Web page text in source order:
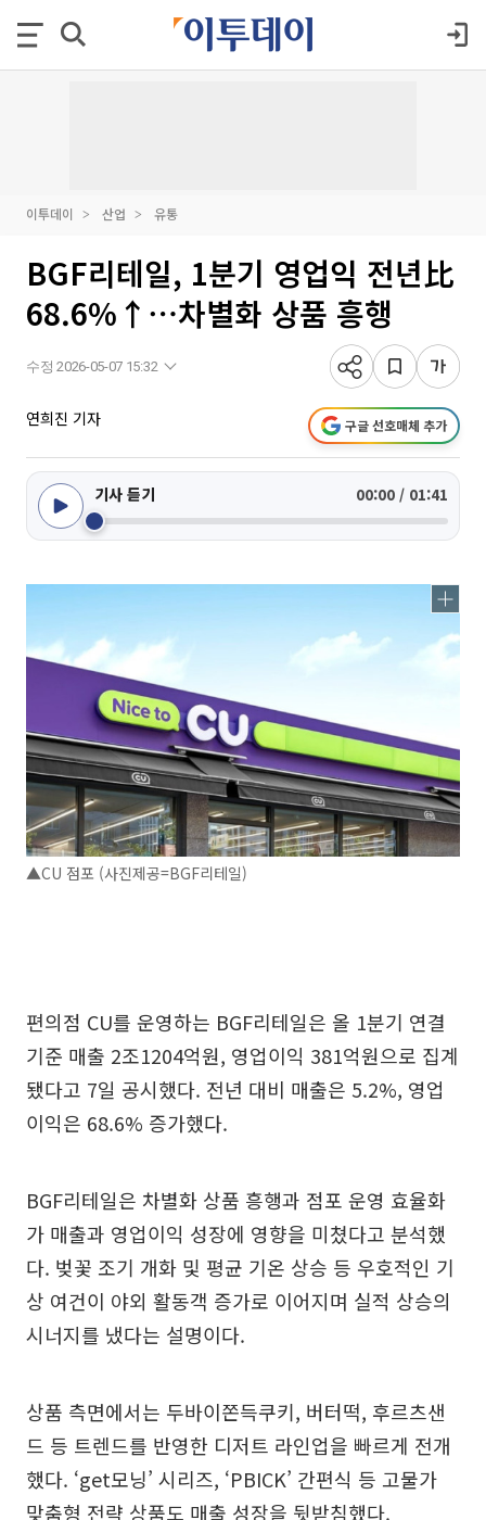
이투데이 산업 유통
BGF리테일, 1분기 영업익 전년比
68.6%↑⋯차별화 상품 흥행
수정 2026-05-07 15:32
연희진 기자 구글 선호매체 추가
기사 듣기 00:00 / 01:41
▲CU 점포 (사진제공=BGF리테일)
편의점 CU를 운영하는 BGF리테일은 올 1분기 연결
기준 매출 2조1204억원, 영업이익 381억원으로 집계
됐다고 7일 공시했다. 전년 대비 매출은 5.2%, 영업
이익은 68.6% 증가했다.
BGF리테일은 차별화 상품 흥행과 점포 운영 효율화
가 매출과 영업이익 성장에 영향을 미쳤다고 분석했
다. 벚꽃 조기 개화 및 평균 기온 상승 등 우호적인 기
상 여건이 야외 활동객 증가로 이어지며 실적 상승의
시너지를 냈다는 설명이다.
상품 측면에서는 두바이쫀득쿠키, 버터떡, 후르츠샌
드 등 트렌드를 반영한 디저트 라인업을 빠르게 전개
했다. ‘get모닝’ 시리즈, ‘PBICK’ 간편식 등 고물가
맞춤형 전략 상품도 매출 성장을 뒷받침했다.